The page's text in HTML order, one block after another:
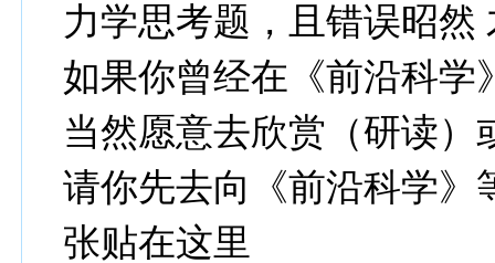
力学思考题，且错误昭然
如果你曾经在《前沿科学
当然愿意去欣赏（研读）
请你先去向《前沿科学》
张贴在这里